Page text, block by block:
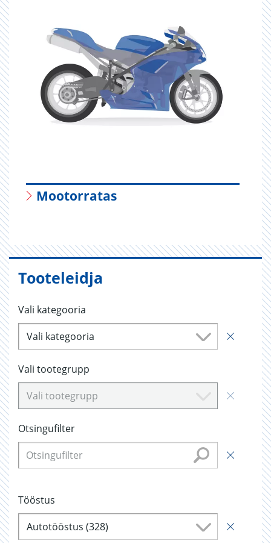
Mootorratas
Tooteleidja
Vali kategooria
Vali kategooria
Vali tootegrupp
Vali tootegrupp
Otsingufilter
Tööstus
Autotööstus (328)